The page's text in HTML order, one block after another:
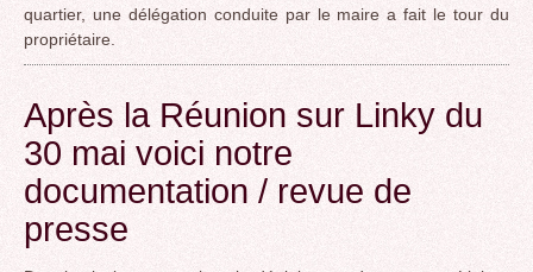
quartier, une délégation conduite par le maire a fait le tour du
propriétaire.
Après la Réunion sur Linky du
30 mai voici notre
documentation / revue de
presse